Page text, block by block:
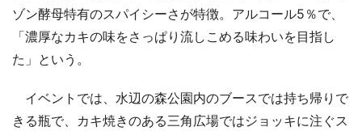
ゾン酵母特有のスパイシーさが特徴。アルコール5％で、
「濃厚なカキの味をさっぱり流しこめる味わいを目指し
た」という。
イベントでは、水辺の森公園内のブースでは持ち帰りで
きる瓶で、カキ焼きのある三角広場ではジョッキに注ぐス